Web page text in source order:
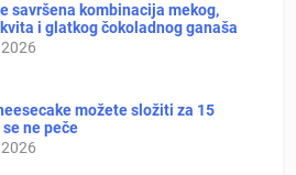
savršena kombinacija mekog,
i glatkog čokoladnog ganaša
možete složiti za 15
ne peče